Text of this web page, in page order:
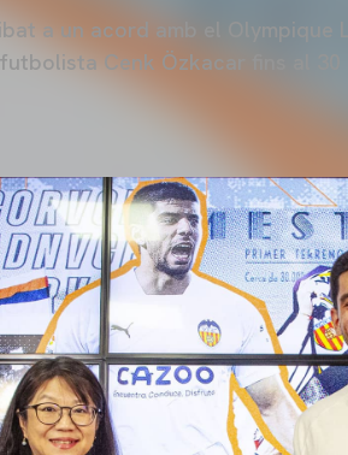
a un acord amb el Olympique
Cenk Özkacar fins al 30